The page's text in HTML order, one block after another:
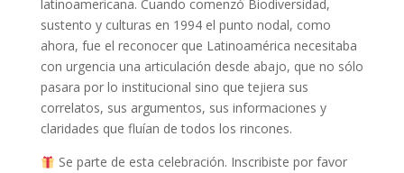
latinoamericana. Cuando comenzó Biodiversidad,
sustento y culturas en 1994 el punto nodal, como
ahora, fue el reconocer que Latinoamérica necesitaba
con urgencia una articulación desde abajo, que no sólo
pasara por lo institucional sino que tejiera sus
correlatos, sus argumentos, sus informaciones y
claridades que fluían de todos los rincones.
Se parte de esta celebración. Inscribiste por favor